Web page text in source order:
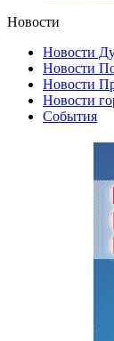
Новости
Новости
Новости
Новости
Новости
События